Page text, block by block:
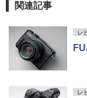
関連記事
レ
レ